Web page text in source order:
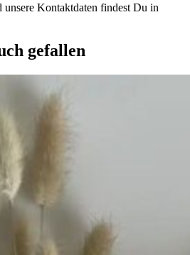
unsere Kontaktdaten findest Du in
gefallen